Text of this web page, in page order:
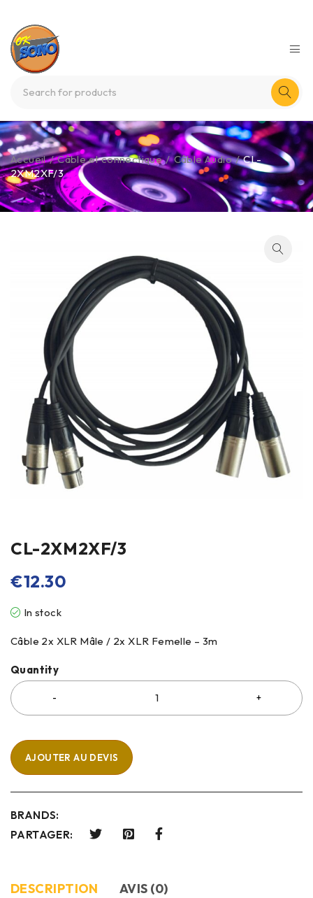
Accueil / Câble et connectique / Câble Audio / CL-
2XM2XF/3
CL-2XM2XF/3
€12.30
In stock
Câble 2x XLR Mâle / 2x XLR Femelle – 3m
Quantity
AJOUTER AU DEVIS
BRANDS:
PARTAGER:
DESCRIPTION AVIS (0)